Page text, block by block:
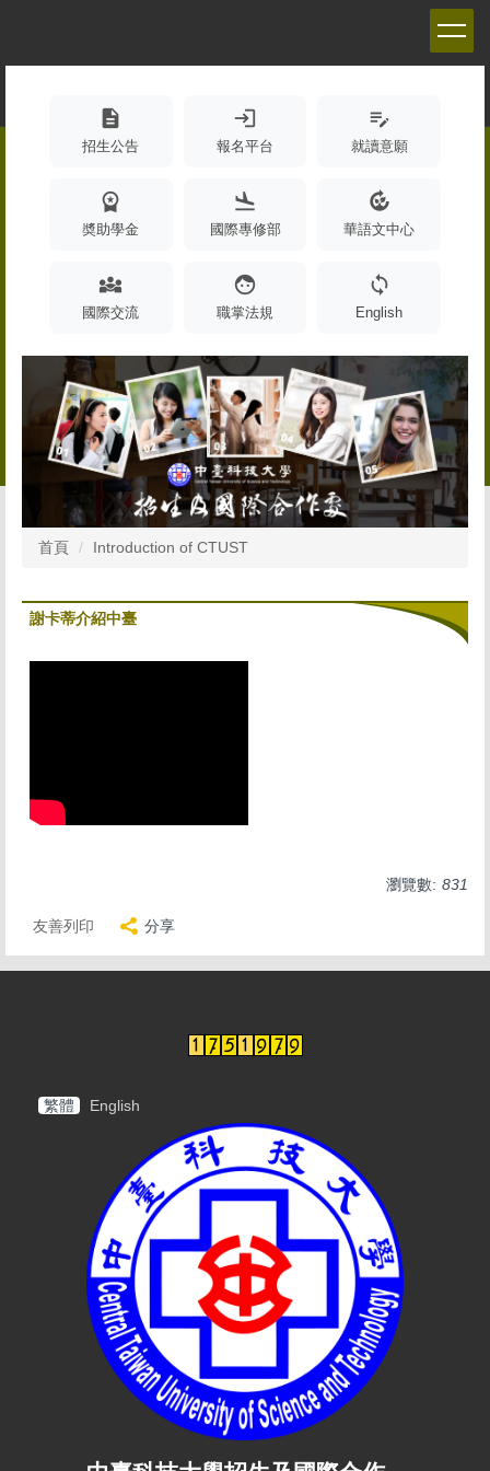
description
招生公告
login
報名平台
edit_note
就讀意願
workspace_premium
奬助學金
flight_land
國際專修部
compost
華語文中心
diversity_3
國際交流
face
職掌法規
sync
English
首頁 Introduction of CTUST
謝卡蒂介紹中臺
瀏覽數: 831
友善列印 分享
繁體 English